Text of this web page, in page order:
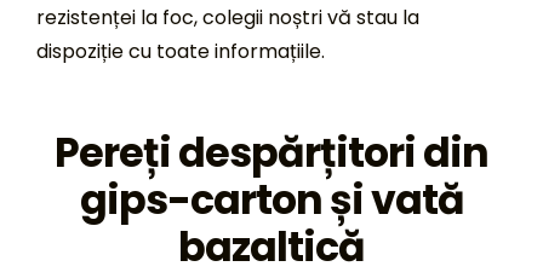
rezistenței la foc, colegii noștri vă stau la
dispoziție cu toate informațiile.
Pereți despărțitori din
gips-carton șivată
bazaltică